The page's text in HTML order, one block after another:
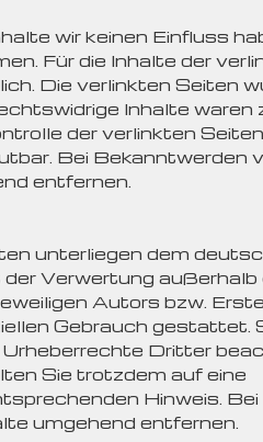
wir keinen Einfluss
Für die Inhalte der
Die verlinkten Seiten
Inhalte waren
der verlinkten
Bei Bekanntwerden
entfernen.
unterliegen dem
Verwertung außerhalb
Autors bzw.
Gebrauch gestattet.
Dritter
Sie trotzdem auf eine
Hinweis. Bei
umgehend entfernen.